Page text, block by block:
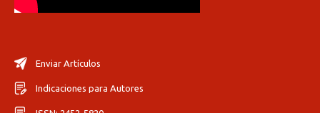
Enviar Artículos
Indicaciones para Autores